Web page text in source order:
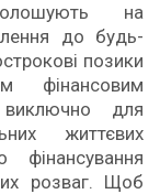
на
до будь-
позики
фінансовим
для
життєвих
розваг. Щоб